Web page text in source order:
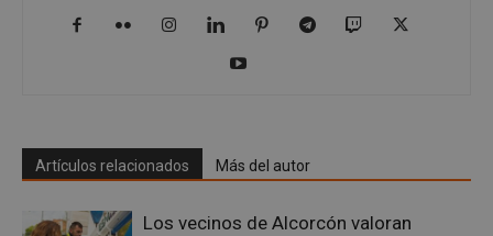
Artículos relacionados Más del autor
Los vecinos de Alcorcón valoran